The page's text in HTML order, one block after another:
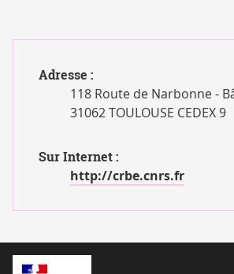
Adresse :
118 Route de Narbonne -
31062 TOULOUSE CEDEX 9
Sur Internet :
http://crbe.cnrs.fr